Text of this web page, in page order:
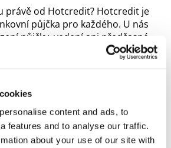
content and ads, to
features and to analyse our traffic.
about your use of our site with
právě od Hotcredit? Hotcredit je
půjčka pro každého. U nás
půjčky, vedení ani předčasné
velmi rychlým zpracováním žádostí i